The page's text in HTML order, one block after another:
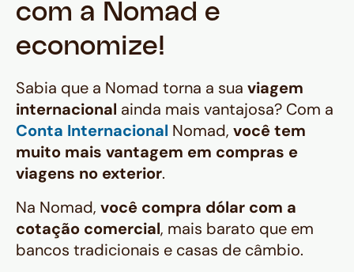
com a Nomad e
economize!
Sabia que a Nomad torna a sua viagem
internacional ainda mais vantajosa? Com a
Conta Internacional Nomad, você tem
muito mais vantagem em compras e
viagens no exterior.
Na Nomad, você compra dólar com a
cotação comercial, mais barato que em
bancos tradicionais e casas de câmbio.